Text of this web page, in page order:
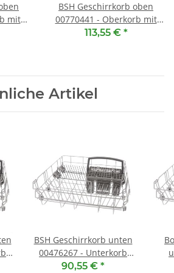
mit
BSH Geschirrkorb oben
00770441 - Oberkorb mit
RackMatic
113,55 € *
Artikel
BSH Geschirrkorb unten
00476267 - Unterkorb
mit Besteckkorb
90,55 € *